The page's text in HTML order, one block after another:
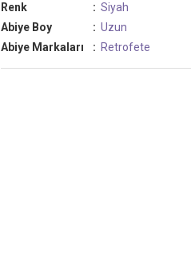
Renk
: Siyah
Abiye Boy
: Uzun
Abiye Markaları
: Retrofete